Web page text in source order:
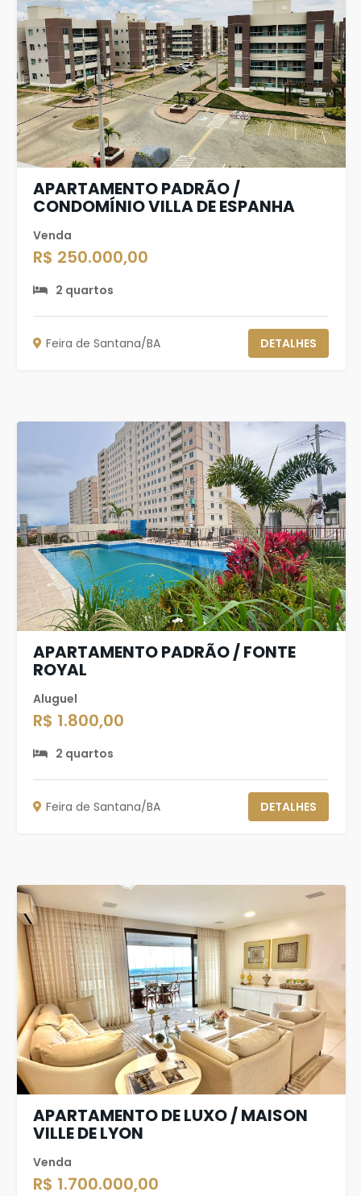
APARTAMENTO PADRÃO /
CONDOMÍNIO VILLA DE ESPANHA
Venda
R$ 250.000,00
2 quartos
Feira de Santana/BA DETALHES
APARTAMENTO PADRÃO / FONTE
ROYAL
Aluguel
R$ 1.800,00
2 quartos
Feira de Santana/BA DETALHES
APARTAMENTO DE LUXO / MAISON
VILLE DE LYON
Venda
R$ 1.700.000,00